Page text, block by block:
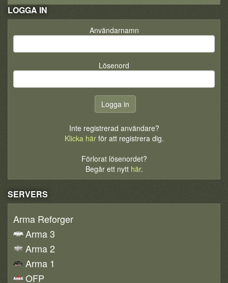
LOGGA IN
Användarnamn
Lösenord
Inte registrerad användare?
Klicka härför att registrera dig.
Förlorat lösenordet?
Begär ett nytt här.
SERVERS
Arma Reforger
Arma 3
Arma 2
Arma 1
OFP